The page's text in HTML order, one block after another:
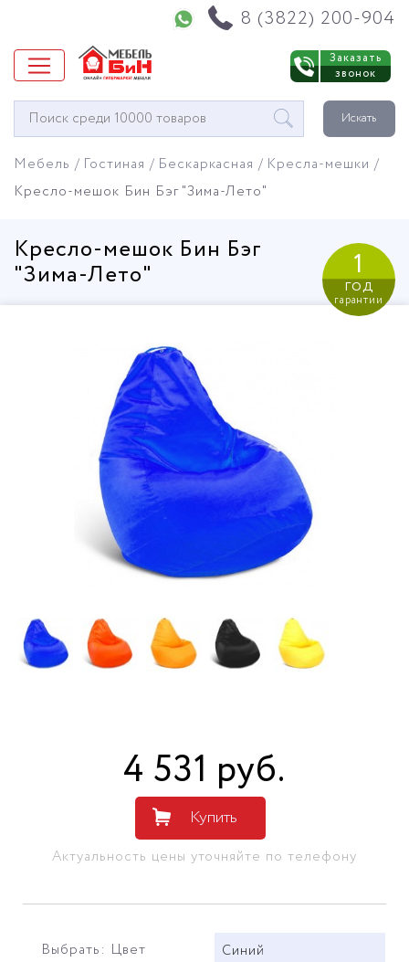
8 (3822) 200-904
Заказать
звонок
Окно
поиска
Искать
Мебель Гостиная Бескаркасная
Кресла-мешки
Кресло-мешок Бин Бэг "Зима-Лето"
Кресло-мешок Бин Бэг
"Зима-Лето"
1
год
гарантии
4 531 руб.
Купить
Актуальность цены уточняйте по телефону
Выбрать: Цвет Синий